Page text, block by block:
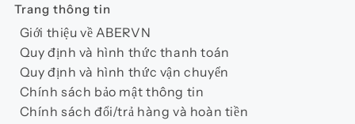
Trang thông tin
Giới thiệu về ABERVN
Quy định và hình thức thanh toán
Quy định và hình thức vận chuyển
Chính sách bảo mật thông tin
Chính sách đổi/trả hàng và hoàn tiền